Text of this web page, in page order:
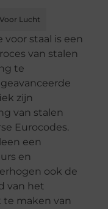
Lucht
staal is een
van stalen
te
zijn
van stalen
Eurocodes.
een
en
ook de
van het
te maken van